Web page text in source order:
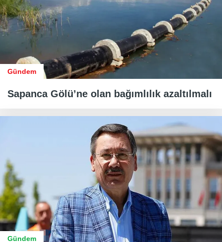
Gündem
Sapanca Gölü’ne olan bağımlılık azaltılmalı
Gündem